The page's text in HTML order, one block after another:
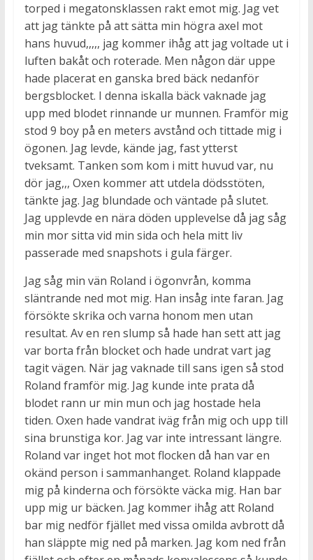
torped i megatonsklassen rakt emot mig. Jag vet
att jag tänkte på att sätta min högra axel mot
hans huvud,,,,, jag kommer ihåg att jag voltade ut i
luften bakåt och roterade. Men någon där uppe
hade placerat en ganska bred bäck nedanför
bergsblocket. I denna iskalla bäck vaknade jag
upp med blodet rinnande ur munnen. Framför mig
stod 9 boy på en meters avstånd och tittade mig i
ögonen. Jag levde, kände jag, fast ytterst
tveksamt. Tanken som kom i mitt huvud var, nu
dör jag,,, Oxen kommer att utdela dödsstöten,
tänkte jag. Jag blundade och väntade på slutet.
Jag upplevde en nära döden upplevelse då jag såg
min mor sitta vid min sida och hela mitt liv
passerade med snapshots i gula färger.
Jag såg min vän Roland i ögonvrån, komma
släntrande ned mot mig. Han insåg inte faran. Jag
försökte skrika och varna honom men utan
resultat. Av en ren slump så hade han sett att jag
var borta från blocket och hade undrat vart jag
tagit vägen. När jag vaknade till sans igen så stod
Roland framför mig. Jag kunde inte prata då
blodet rann ur min mun och jag hostade hela
tiden. Oxen hade vandrat iväg från mig och upp till
sina brunstiga kor. Jag var inte intressant längre.
Roland var inget hot mot flocken då han var en
okänd person i sammanhanget. Roland klappade
mig på kinderna och försökte väcka mig. Han bar
upp mig ur bäcken. Jag kommer ihåg att Roland
bar mig nedför fjället med vissa omilda avbrott då
han släppte mig ned på marken. Jag kom ned från